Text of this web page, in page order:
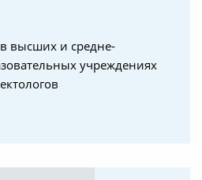
высших и средне-
учреждениях